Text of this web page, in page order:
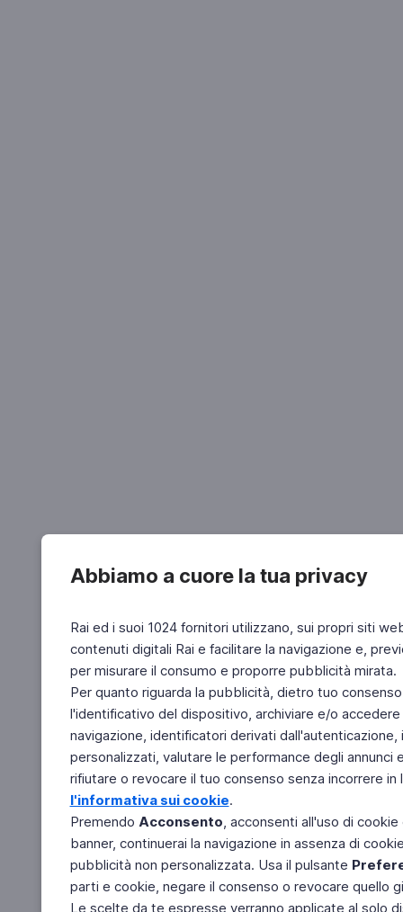
Abbiamo a cuore la tua privacy
Rai ed i suoi 1024 fornitori utilizzano, sui propri siti
contenuti digitali Rai e facilitare la navigazione e,
per misurare il consumo e proporre pubblicità mirata.
Per quanto riguarda la pubblicità, dietro tuo
l'identificativo del dispositivo, archiviare e/o
navigazione, identificatori derivati
personalizzati, valutare le performance degli
rifiutare o revocare il tuo consenso senza incorrere
l'informativa sui cookie.
Premendo Acconsento, acconsenti all'uso di
banner, continuerai la navigazione in assenza di
pubblicità non personalizzata. Usa il pulsante
parti e cookie, negare il consenso o revocare quello
Le scelte da te espresse verranno applicate al solo